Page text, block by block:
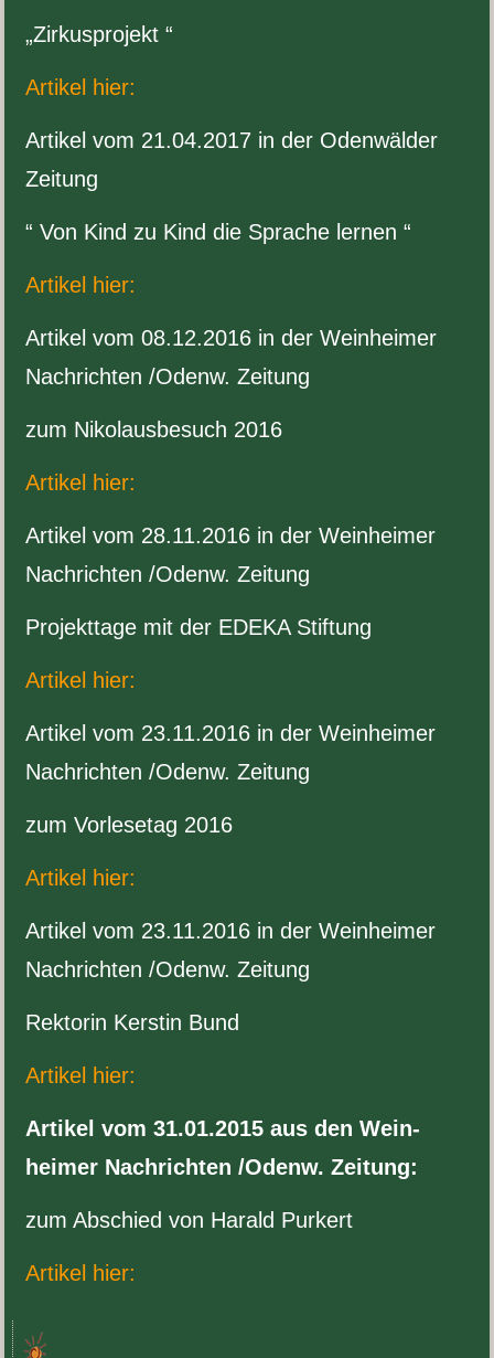
„Zirkus­pro­jekt “
Artikel hier:
Artikel vom 21.04.2017 in der Oden­wälder
Zeitung
“ Von Kind zu Kind die Sprache lernen “
Artikel hier:
Artikel vom08.12.2016 in der Wein­heimer
Nachrichten /​Odenw. Zeitung
zum Niko­laus­be­such 2016
Artikel hier:
Artikel vom 28.11.2016 in der Wein­heimer
Nachrichten /​Odenw. Zeitung
Pro­jek­t­tage mit der EDEKAStiftung
Artikel hier:
Artikel vom 23.11.2016 in der Wein­heimer
Nachrichten /​Odenw. Zeitung
zum Vor­lese­tag 2016
Artikel hier:
Artikel vom 23.11.2016 in der Wein­heimer
Nachrichten /​Odenw. Zeitung
Rek­torin Ker­stin Bund
Artikel hier:
Artikel vom31.01.2015 aus den Wein­
heimer Nachrichten /​Odenw. Zeitung:
zum Abschied von Har­ald Purkert
Artikel hier: